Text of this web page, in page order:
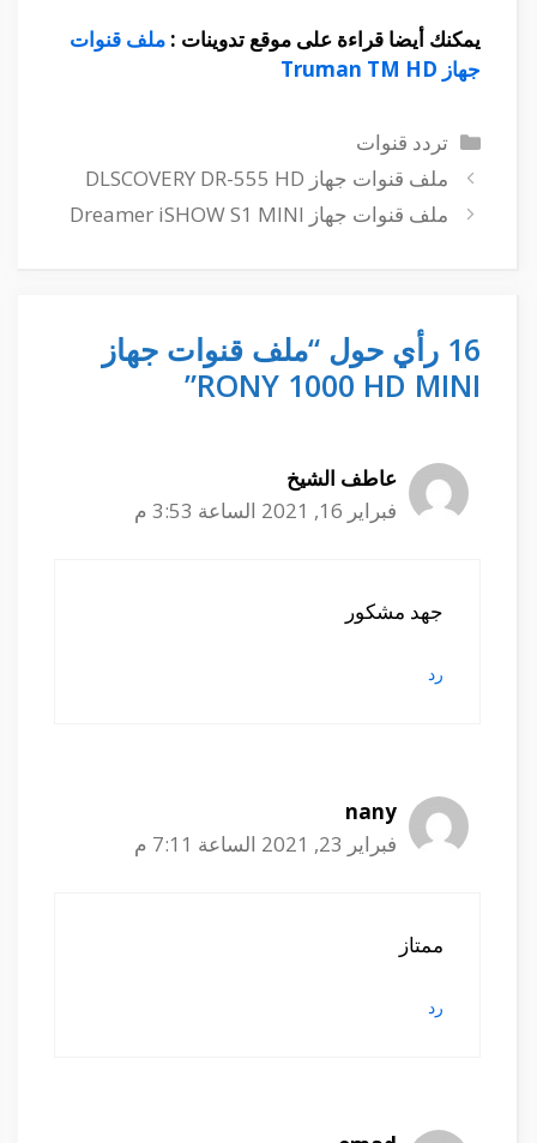
يمكنك أيضا قراءة على موقع تدوينات : ملف قنوات
جهاز Truman TM HD
التصنيفات
تردد قنوات
ملف قنوات جهاز DLSCOVERY DR-555 HD
ملف قنوات جهاز Dreamer iSHOW S1 MINI
16 رأي حول “ملف قنوات جهاز
RONY 1000 HD MINI”
عاطف الشيخ
فبراير 16, 2021 الساعة 3:53 م
جهد مشكور
رد
nany
فبراير 23, 2021 الساعة 7:11 م
ممتاز
رد